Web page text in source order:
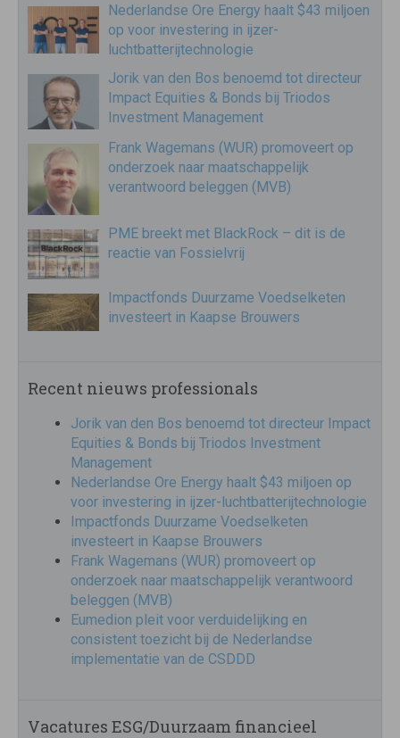
Nederlandse Ore Energy haalt $43 miljoen
op voor investering in ijzer-
luchtbatterijtechnologie
Jorik van den Bos benoemd tot directeur
Impact Equities & Bonds bij Triodos
Investment Management
Frank Wagemans (WUR) promoveert op
onderzoek naar maatschappelijk
verantwoord beleggen (MVB)
PME breekt met BlackRock – dit is de
reactie van Fossielvrij
Impactfonds Duurzame Voedselketen
investeert in Kaapse Brouwers
Recent nieuws professionals
Jorik van den Bos benoemd tot directeur Impact
Equities & Bonds bij Triodos Investment
Management
Nederlandse Ore Energy haalt $43 miljoen op
voor investering in ijzer-luchtbatterijtechnologie
Impactfonds Duurzame Voedselketen
investeert in Kaapse Brouwers
Frank Wagemans (WUR) promoveert op
onderzoek naar maatschappelijk verantwoord
beleggen (MVB)
Eumedion pleit voor verduidelijking en
consistent toezicht bij de Nederlandse
implementatie van de CSDDD
Vacatures ESG/Duurzaam financieel